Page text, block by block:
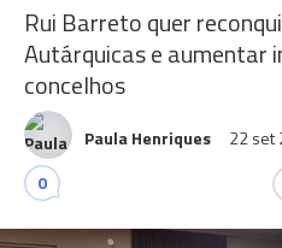
Rui Barreto quer
Autárquicas e aumentar
concelhos
Paula Henriques 22 set
0